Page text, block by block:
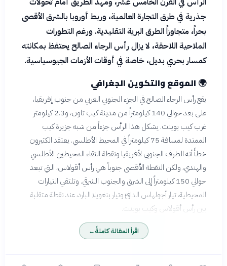
جذرية في طرق التجارة العالمية، وربط أوروبا بالشرق الأقصى
بحراً، متجاوزاً الطرق البرية التقليدية. ورغم التطورات
الملاحية اللاحقة، لا يزال رأس الرجاء الصالح يحتفظ بمكانته
كمسار بحري بديل، خاصة في أوقات الأزمات الجيوسياسية.
🌍 الموقع والتكوين الجغرافي
يقع رأس الرجاء الصالح في الجزء الجنوبي الغربي من جنوب إفريقيا،
على بعد حوالي 140 كيلومتراً من مدينة كيب تاون، و2.3 كيلومتر
غرب كيب بوينت. يشكل هذا الرأس جزءاً من شبه جزيرة كيب
الممتدة لمسافة 75 كيلومتراً في المحيط الأطلسي. يعتقد الكثيرون
خطأً أنه الطرف الجنوبي لأفريقيا ونقطة التقاء المحيطين الأطلسي
والهندي، ولكن النقطة الأقصى جنوباً هي رأس أقولاس، التي تبعد
حوالي 150 كيلومتراً إلى الشرق والجنوب الشرقي. وتلتقي التيارات
المحيطية، تيار أجولهاس الدافئ وتيار بنغويلا البارد، عند نقطة متقلبة
بين رأس أقولاس وكيب بوينت.
اقرأ المقالة كاملةً←